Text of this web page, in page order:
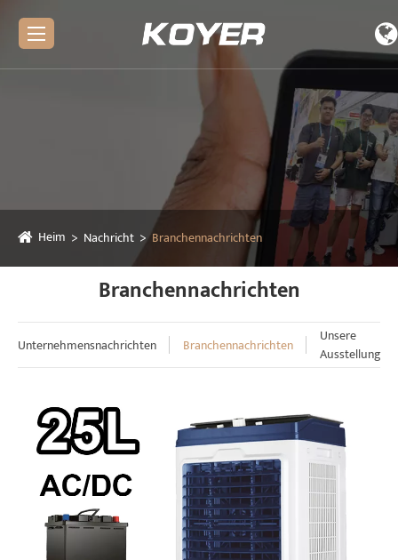
Heim Nachricht Branchennachrichten
Branchennachrichten
Unternehmensnachrichten Branchennachrichten
Unsere
Ausstellung